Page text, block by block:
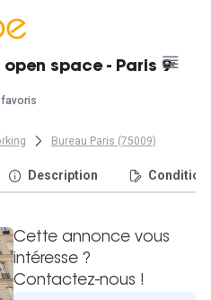
space - Paris 9ᵉ
Bureau Paris (75009)
Description
Cette annonce vous
intéresse ?
Contactez-nous !